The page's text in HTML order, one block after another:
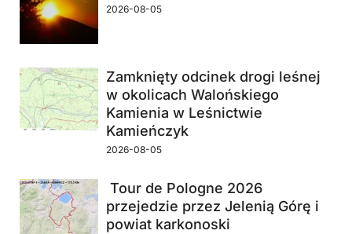
2026-08-05
Zamknięty odcinek drogi leśnej
w okolicach Walońskiego
Kamienia w Leśnictwie
Kamieńczyk
2026-08-05
Tour de Pologne 2026
przejedzie przez Jelenią Górę i
powiat karkonoski